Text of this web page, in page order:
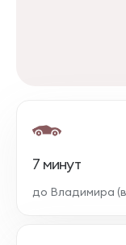
7 минут
до Владимира